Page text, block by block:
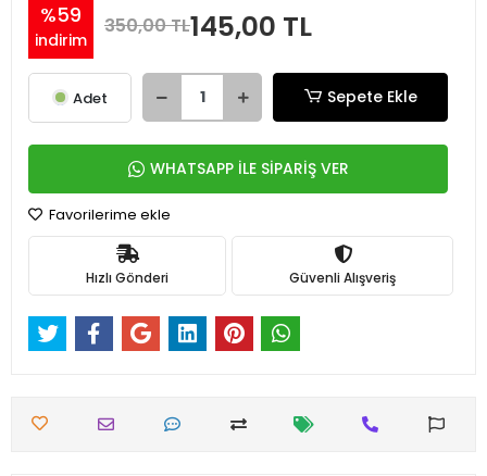
%59
indirim
350,00 TL145,00 TL
Adet Sepete Ekle
WHATSAPP İLE SİPARİŞ VER
Favorilerime ekle
Hızlı Gönderi Güvenli Alışveriş